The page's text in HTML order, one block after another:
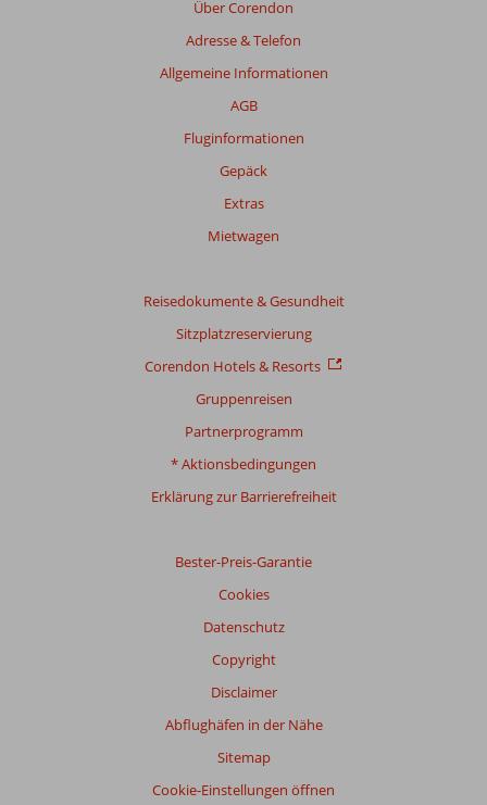
Gesamtpunktzahl
Essen
6,9
WLAN-Qualität
7,8
Über Corendon
Adresse & Telefon
Allgemeine Informationen
AGB
Fluginformationen
Gepäck
Extras
Mietwagen
Reisedokumente & Gesundheit
Sitzplatzreservierung
Corendon Hotels & Resorts
Gruppenreisen
Partnerprogramm
* Aktionsbedingungen
Erklärung zur Barrierefreiheit
Bester-Preis-Garantie
Cookies
Datenschutz
Copyright
Disclaimer
Abflughäfen in der Nähe
Sitemap
Cookie-Einstellungen öffnen